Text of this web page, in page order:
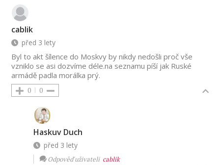
cablik
před 3 lety
Byl to akt šílence do Moskvy by nikdy nedošli proč vše
vzniklo se asi dozvíme déle.na seznamu píší jak Ruské
armádě padla morálka prý.
0 0
Haskuv Duch
před 3 lety
Odpověď uživateli cablik